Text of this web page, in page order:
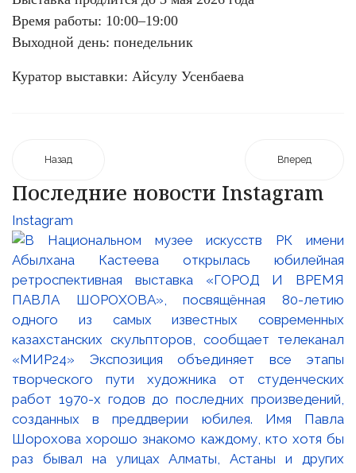
Время работы: 10:00–19:00
Выходной день: понедельник
Куратор выставки: Айсулу Усенбаева
Назад Вперед
Последние новости Instagram
Instagram